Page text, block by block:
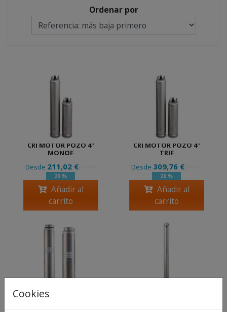
Ordenar por
CRI MOTOR POZO 4"
MONOF
Desde 211,02 €
20 %
Añadir al
carrito
CRI MOTOR POZO 4"
TRIF
Desde 309,76 €
20 %
Añadir al
carrito
CRI BOMBA POZO 4"
Cookies